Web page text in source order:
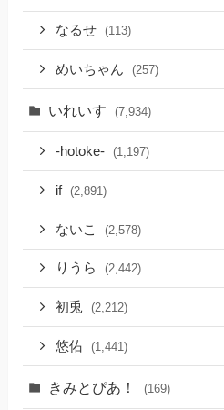
なるせ (113)
めいちゃん (257)
いれいす (7,934)
-hotoke- (1,197)
if (2,891)
ないこ (2,578)
りうら (2,442)
初兎 (2,212)
悠佑 (1,441)
きみとぴあ！ (169)